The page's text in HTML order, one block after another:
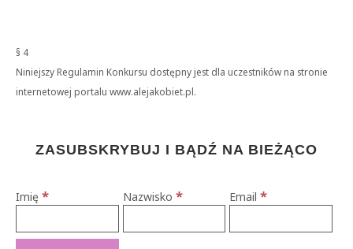
§ 4
Niniejszy Regulamin Konkursu dostępny jest dla uczestników na stronie
internetowej portalu www.alejakobiet.pl.
ZASUBSKRYBUJ I BĄDŹ NA BIEŻĄCO
Imię * Nazwisko * Email*